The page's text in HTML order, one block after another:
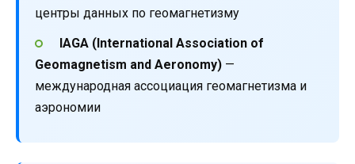
центры данных по геомагнетизму
IAGA (International Association of
Geomagnetism and Aeronomy) —
международная ассоциация геомагнетизма и
аэрономии